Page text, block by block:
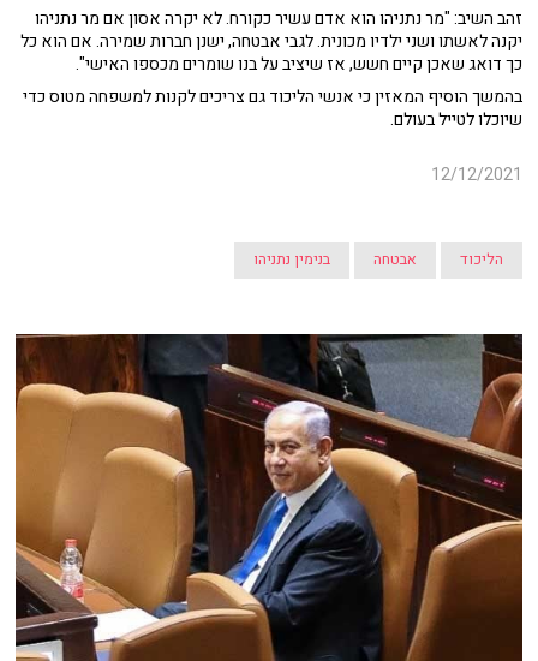
זהב השיב: "מר נתניהו הוא אדם עשיר כקורח. לא יקרה אסון אם מר נתניהו
יקנה לאשתו ושני ילדיו מכונית. לגבי אבטחה, ישנן חברות שמירה. אם הוא כל
כך דואג שאכן קיים חשש, אז שיציב על בנו שומרים מכספו האישי".
בהמשך הוסיף המאזין כי אנשי הליכוד גם צריכים לקנות למשפחה מטוס כדי
שיוכלו לטייל בעולם.
12/12/2021
הליכוד אבטחה בנימין נתניהו